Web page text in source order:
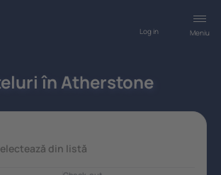
Meniu
Log in
în Atherstone